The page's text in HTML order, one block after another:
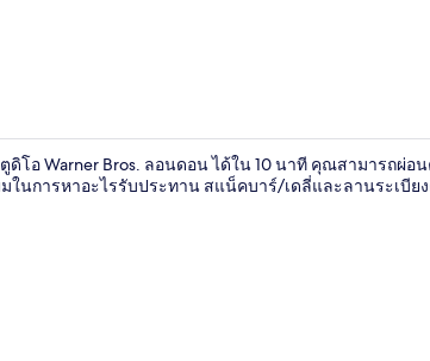
โอ Warner Bros. ลอนดอน ได้ใน 10 นาที คุณสามารถผ่อ
นการหาอะไรรับประทาน สแน็คบาร์/เดลี่และลานระเบีย